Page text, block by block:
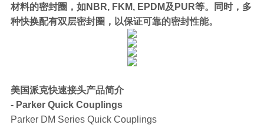
材料的密封圈，如NBR, FKM, EPDM及PUR等。同时，多
种快换配有双层密封圈，以保证可靠的密封性能。
美国派克快速接头产品简介
- Parker Quick Couplings
Parker DM Series Quick Couplings